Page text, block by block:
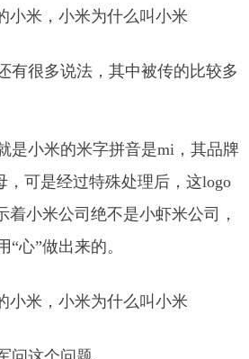
有很多说法，其中被传的比较多
是小米的米字拼音是mi，其品牌
，可是经过特殊处理后，这logo
着小米公司绝不是小虾米公司，
心”做出来的。